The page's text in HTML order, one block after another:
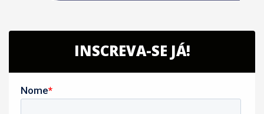
INSCREVA-SE JÁ!